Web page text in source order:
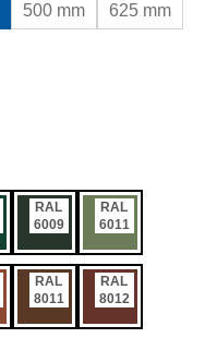
500 mm 625 mm
RAL
6009
RAL
6011
RAL
8011
RAL
8012